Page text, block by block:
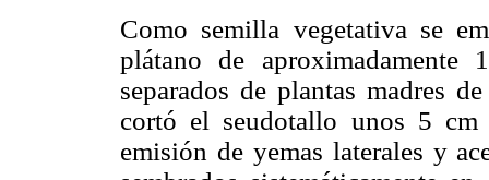
Como semilla vegetativa se
plátano de
separados de plantas madres
cortó el seudotallo unos 5
emisión de yemas laterales y